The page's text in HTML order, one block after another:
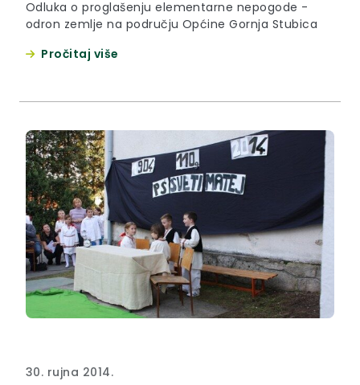
Odluka o proglašenju elementarne nepogode -
odron zemlje na području Općine Gornja Stubica
Pročitaj više
30. rujna 2014.